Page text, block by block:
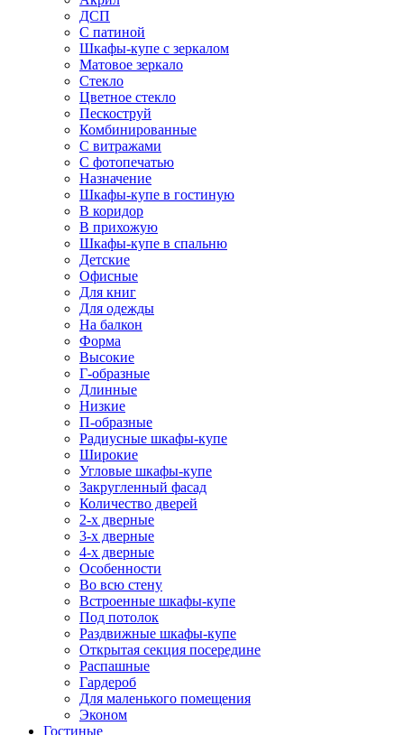
ДСП
С патиной
Шкафы-купе с зеркалом
Матовое зеркало
Стекло
Цветное стекло
Пескоструй
Комбинированные
С витражами
С фотопечатью
Назначение
Шкафы-купе в гостиную
В коридор
В прихожую
Шкафы-купе в спальню
Детские
Офисные
Для книг
Для одежды
На балкон
Форма
Высокие
Г-образные
Длинные
Низкие
П-образные
Радиусные шкафы-купе
Широкие
Угловые шкафы-купе
Закругленный фасад
Количество дверей
2-х дверные
3-х дверные
4-х дверные
Особенности
Во всю стену
Встроенные шкафы-купе
Под потолок
Раздвижные шкафы-купе
Открытая секция посередине
Распашные
Гардероб
Для маленького помещения
Эконом
Гостиные